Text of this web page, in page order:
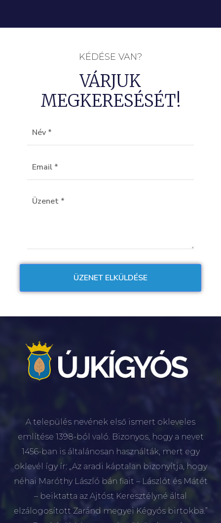
KÉDÉSE VAN?
VÁRJUK
MEGKERESÉSÉT!
A település nevének első ismert okleveles
említése 1398-ból való. Bizonyos, hogy a nevet
1456-ban is általánosan használták, mert egy
oklevél így ír: „Az aradi káptalan bizonyítja, hogy
néhai Maróthy László bán fiait – Lászlót és Mátét
– beiktatta az Ajtóst Keresztélyné által
elzálogosított Zaránd megyei Kégyós birtokba.”